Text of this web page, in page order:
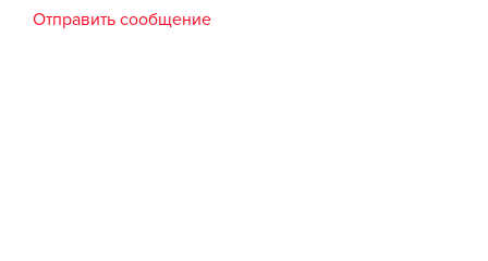
Отправить сообщение